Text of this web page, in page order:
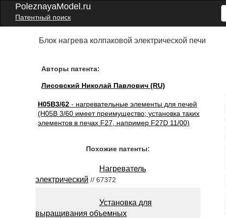
PoleznayaModel.ru
Патентный поиск
Блок нагрева колпаковой электрической печи
Авторы патента:
Лисовский Николай Павлович (RU)
H05B3/62 - нагревательные элементы для печей
(H05B 3/60 имеет преимущество; установка таких
элементов в печах F27, например F27D 11/00)
Похожие патенты:
Нагреватель
электрический // 67372
Установка для
выращивания объемных